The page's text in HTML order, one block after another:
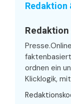
Redaktion
ordnen ein
Klicklogik,